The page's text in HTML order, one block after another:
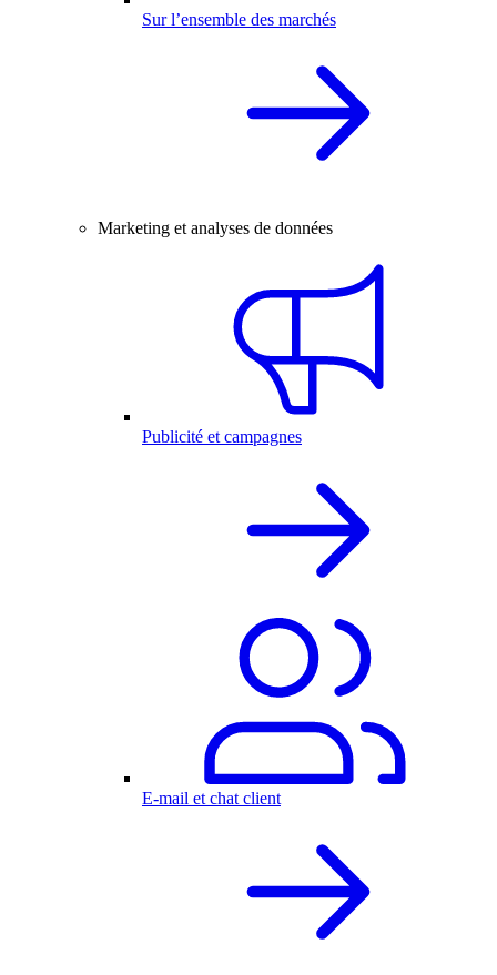
Sur l’ensemble des marchés
Marketing et analyses de données
Publicité et campagnes
E-mail et chat client